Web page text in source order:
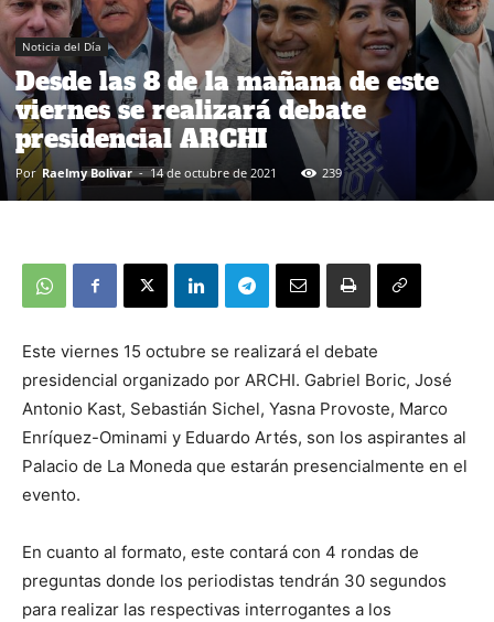
Noticia del Día
Desde las 8 de la mañana de este
viernes se realizará debate
presidencial ARCHI
Por Raelmy Bolivar - 14 de octubre de 2021 239
Este viernes 15 octubre se realizará el debate
presidencial organizado por ARCHI. Gabriel Boric, José
Antonio Kast, Sebastián Sichel, Yasna Provoste, Marco
Enríquez-Ominami y Eduardo Artés, son los aspirantes al
Palacio de La Moneda que estarán presencialmente en el
evento.
En cuanto al formato, este contará con 4 rondas de
preguntas donde los periodistas tendrán 30 segundos
para realizar las respectivas interrogantes a los